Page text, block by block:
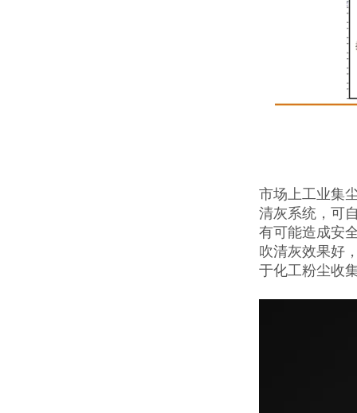
市场上工业集
清灰系统，可
有可能造成安
吹清灰效果好
于化工粉尘收